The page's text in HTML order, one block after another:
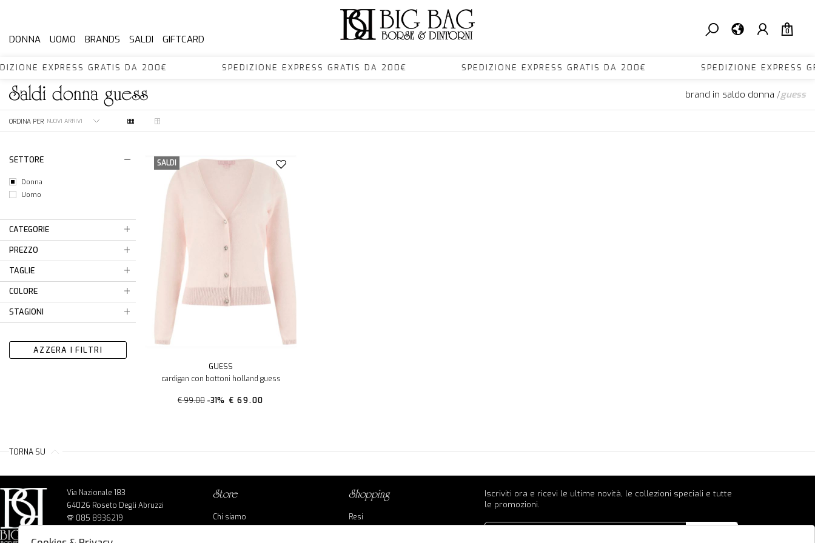
0
DONNA UOMO BRANDS SALDI GIFTCARD
EXPRESS GRATIS DA 200€ SPEDIZIONE EXPRESS GRATIS DA 200€ SPEDIZIONE EXPRESS GRATIS DA 200€ SPEDIZIONE
saldi donnaguess brand in saldo donna /guess
ORDINA PER
SETTORE
Donna
Uomo
CATEGORIE
PREZZO
TAGLIE
COLORE
STAGIONI
AZZERA I FILTRI
SALDI
GUESS
cardigan con bottoni holland guess
€ 99.00 -31% € 69.00
TORNA SU
Via Nazionale 183
64026 Roseto Degli Abruzzi
085 8936219
store
Chi siamo
shopping
Resi
Iscriviti ora e ricevi le ultime novità, le collezioni speciali e tutte
le promozioni.